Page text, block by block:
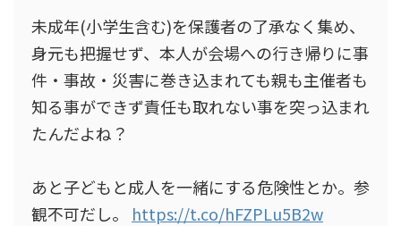
未成年(小学生含む)を保護者の了承なく集め、
身元も把握せず、本人が会場への行き帰りに事
件・事故・災害に巻き込まれても親も主催者も
知る事ができず責任も取れない事を突っ込まれ
たんだよね？
あと子どもと成人を一緒にする危険性とか。参
観不可だし。 https://t.co/hFZPLu5B2w